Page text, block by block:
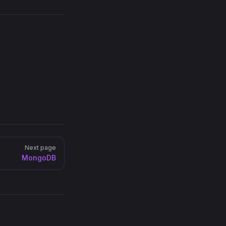
Next page
MongoDB